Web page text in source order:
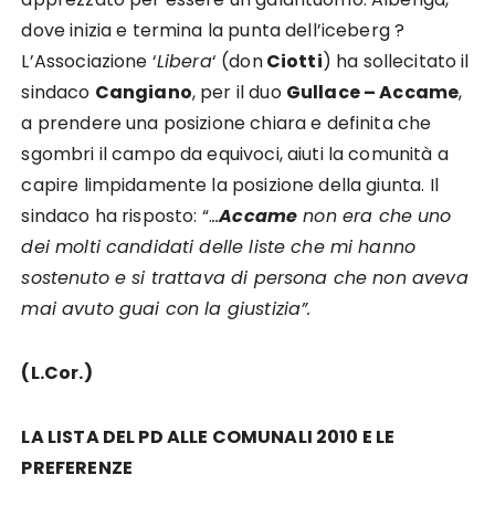
dove inizia e termina la punta dell’iceberg ?
L’Associazione ‘Libera‘ (donCiotti) ha sollecitato il
sindaco Cangiano, per il duo Gullace – Accame,
a prendere una posizione chiara e definita che
sgombri il campo da equivoci, aiuti la comunità a
capire limpidamente la posizione della giunta. Il
sindaco ha risposto: “...Accame non era che uno
dei molti candidati delle liste che mi hanno
sostenuto e si trattava di persona che non aveva
mai avuto guai con la giustizia”.
(L.Cor.)
LA LISTA DEL PD ALLE COMUNALI 2010 E LE
PREFERENZE